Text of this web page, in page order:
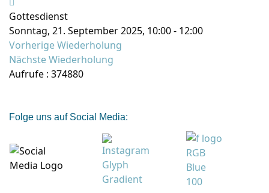
Gottesdienst
Sonntag, 21. September 2025, 10:00 - 12:00
Vorherige Wiederholung
Nächste Wiederholung
Aufrufe : 374880
Folge uns auf Social Media: